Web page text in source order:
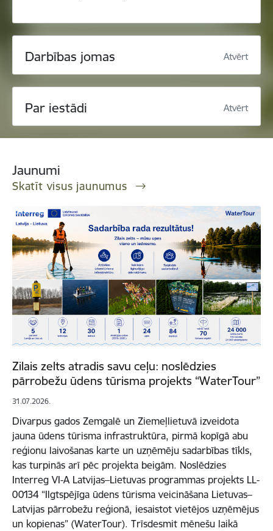
Darbības jomas Atvērt
Par iestādi Atvērt
Jaunumi
Skatīt visus jaunumus
Zilais zelts atradis savu ceļu: noslēdzies
pārrobežu ūdens tūrisma projekts “WaterTour”
31.07.2026.
Divarpus gados Zemgalē un Ziemeļlietuvā izveidota
jauna ūdens tūrisma infrastruktūra, pirmā kopīgā abu
reģionu laivošanas karte un uzņēmēju sadarbības tīkls,
kas turpinās arī pēc projekta beigām. Noslēdzies
Interreg VI-A Latvijas–Lietuvas programmas projekts LL-
00134 “Ilgtspējīga ūdens tūrisma veicināšana Lietuvas–
Latvijas pārrobežu reģionā, iesaistot vietējos uzņēmējus
un kopienas” (WaterTour). Trīsdesmit mēnešu laikā